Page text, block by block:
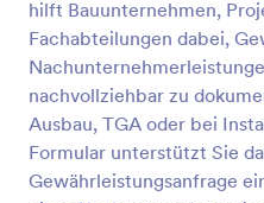
hilft Bauunternehmen,
Fachabteilungen dabei,
nachvollziehbar zu
Ausbau, TGA oder bei
Formular unterstützt Sie
Gewährleistungsanfrage